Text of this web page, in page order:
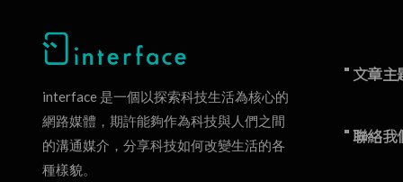
interface 是一個以探索科技生活為核心的
網路媒體，期許能夠作為科技與人們之間
的溝通媒介，分享科技如何改變生活的各
種樣貌。
" 文章主
" 聯絡我